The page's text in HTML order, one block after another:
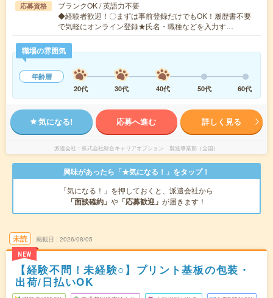
応募資格
ブランクOK / 英語力不要
◆経験者歓迎！〇まずは事前登録だけでもOK！履歴書不要
で気軽にオンライン登録★氏名・職種などを入力す…
職場の雰囲気
年齢層
20代
30代 40代 50代 60代
気になる! 応募へ進む 詳しく見る
派遣会社 株式会社綜合キャリアオプション 製造事業部（全国）
興味があったら「★気になる！」をタップ！
「気になる！」を押しておくと、派遣会社から
「面談確約」 や 「応募歓迎」 が届きます！
未読
NEW
掲載日 2026/08/05
【経験不問！未経験○】プリント基板の包装・
出荷/日払いOK